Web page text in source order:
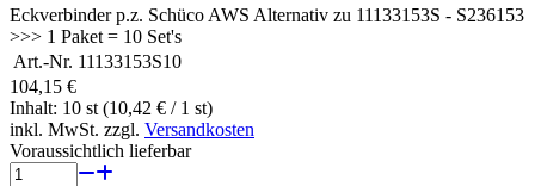
Eckverbinder p.z. Schüco AWS Alternativ zu 11133153S - S236153
>>> 1 Paket = 10 Set's
Art.-Nr. 11133153S10
104,15 €
Inhalt: 10 st (10,42 € / 1 st)
inkl. MwSt. zzgl. Versandkosten
Voraussichtlich lieferbar